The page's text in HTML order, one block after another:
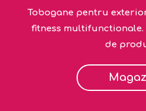
Tobogane pentru
fitness multifunctionale.
de